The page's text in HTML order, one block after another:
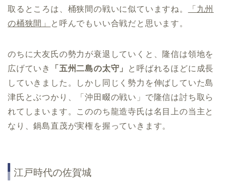
取るところは、桶狭間の戦いに似ていますね。
「九州
の桶狭間」
と呼んでもいい合戦だと思います。
のちに大友氏の勢力が衰退していくと、隆信は領地を
広げていき
「五州二島の太守」
と呼ばれるほどに成長
していきました。しかし同じく勢力を伸ばしていた島
津氏とぶつかり、「沖田畷の戦い」で隆信は討ち取ら
れてしまいます。こののち龍造寺氏は名目上の当主と
なり、鍋島直茂が実権を握っていきます。
江戸時代の佐賀城